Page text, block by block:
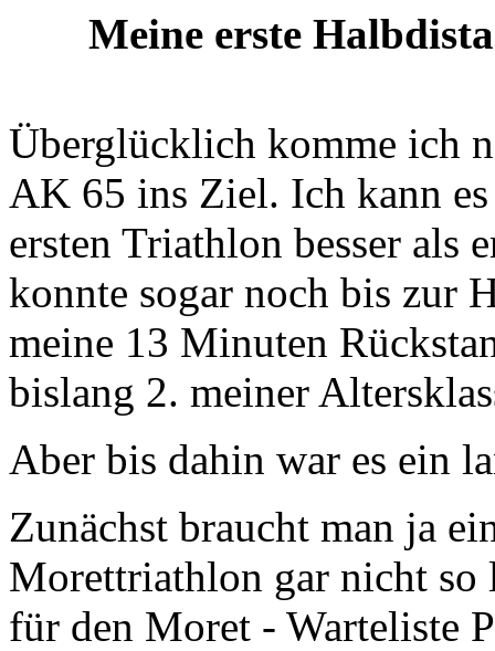
Meine erste
Überglücklich komme ich
AK 65 ins Ziel. Ich kann
ersten Triathlon besser als
konnte sogar noch bis zur
meine 13 Minuten
bislang 2. meiner
Aber bis dahin war es ein
Zunächst braucht man ja
Morettriathlon gar nicht so
für den Moret - Warteliste